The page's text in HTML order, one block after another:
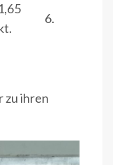
6.
zu ihren